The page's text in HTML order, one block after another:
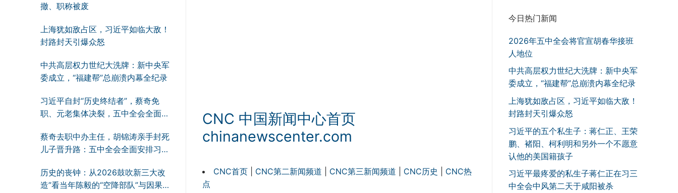
CNC 中国新闻中心首页
chinanewscenter.com
CNC首页 CNC第二新闻频道 CNC第三新闻频道 CNC历史
CNC热
点
今日热门新闻
2026年五中全会将官宣胡春华接班
人地位
中共高层权力世纪大洗牌：新中央军
委成立，“福建帮”总崩溃内幕全纪录
上海犹如敌占区，习近平如临大敌！
封路封天引爆众怒
习近平的五个私生子：蒋仁正、王荣
鹏、褚阳、柯利明和另外一个不愿意
认他的美国籍孩子
习近平最疼爱的私生子蒋仁正在习三
中全会中风第二天于咸阳被杀
撤、职称被废
上海犹如敌占区，习近平如临大敌！
封路封天引爆众怒
中共高层权力世纪大洗牌：新中央军
委成立，“福建帮”总崩溃内幕全纪录
习近平自封“历史终结者”，蔡奇免
职、元老集体决裂，五中全会全面逼
蔡奇去职中办主任，胡锦涛亲手封死
儿子晋升路：五中全会全面安排习近
历史的丧钟：从2026鼓吹新三大改
造”看当年陈毅的“空降部队”与因果